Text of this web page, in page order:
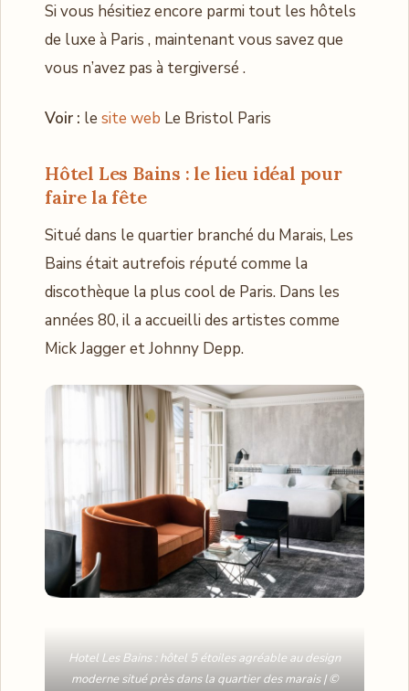
Si vous hésitiez encore parmi tout les hôtels
de luxe à Paris , maintenant vous savez que
vous n’avez pas à tergiversé .
Voir : le site web Le Bristol Paris
Hôtel Les Bains : le lieu idéal pour
faire la fête
Situé dans le quartier branché du Marais, Les
Bains était autrefois réputé comme la
discothèque la plus cool de Paris. Dans les
années 80, il a accueilli des artistes comme
Mick Jagger et Johnny Depp.
Hotel Les Bains : hôtel 5 étoiles agréable au design
moderne situé près dans la quartier des marais | ©